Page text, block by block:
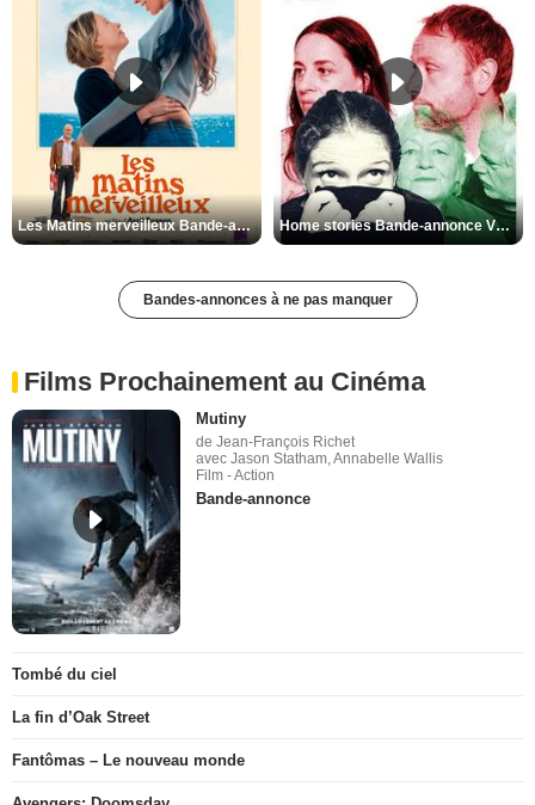
Les Matins merveilleux Bande-annonce VF Home stories Bande-annonce VO STFR
Bandes-annonces à ne pas manquer
Films Prochainement au Cinéma
Mutiny
de Jean-François Richet
avec Jason Statham, Annabelle Wallis
Film - Action
Bande-annonce
Tombé du ciel
La fin d’Oak Street
Fantômas – Le nouveau monde